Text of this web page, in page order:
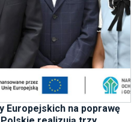
Europejskich na poprawę